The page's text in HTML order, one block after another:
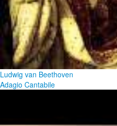
Ludwig van Beethoven
Adagio Cantabile